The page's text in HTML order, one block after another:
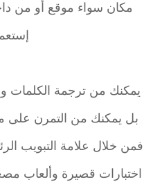
مكان سواء موقع أو من
يمكنك من ترجمة الكلمات
بل يمكنك من التمرن على
فمن خلال علامة التبويب
اختبارات قصيرة وألعاب